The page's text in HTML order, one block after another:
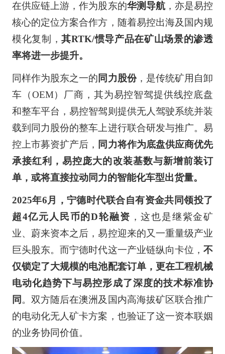
在供应链上游，作为股东的华测导航，亦是易控
核心的定位方案合作方，随着易控出海及国内规
模化复制，其RTK/惯导产品在矿山场景的渗透
率将进一步提升。
同样作为股东之一的 同力股份，是传统矿用自卸
车（OEM）厂商，其为易控智驾提供线控底盘
和整车平台，易控智驾则提供无人驾驶系统并装
载到同力股份的整车上进行联合研发与推广。易
控上市募资扩产后， 同力将作为底盘供应商优先
承接红利，易控庞大的改装基数与新增前装订
单，或将直接拉动同力的智能化车型出货量。
2025年6月，宁德时代联合自有资金共同领投了
超4亿元人民币的D轮融资 ，这也是继紫金矿
业、蔚来资本之后，易控迎来的又一重量级产业
巨头股东。而宁德时代这一产业链纵向卡位，不
仅锁定了大规模的电池配套订单，更在工程机械
电动化趋势下与易控形成了深度的技术标准协
同 。双方随后在澳洲及国内高海拔矿区联合推广
的电动化无人矿卡方案，也验证了这一资本联姻
的业务协同价值。